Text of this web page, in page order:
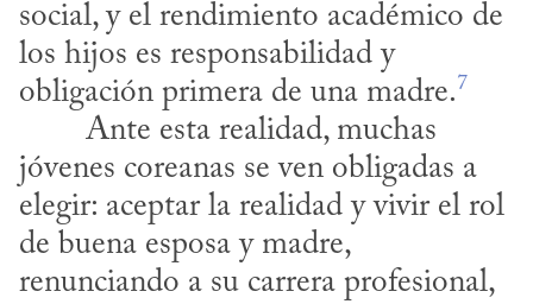
social, y el rendimiento académico de
los hijos es responsabilidad y
obligación primera de una madre.7
jóvenes coreanas se ven obligadas a
elegir: aceptar la realidad y vivir el rol
de buena esposa y madre,
renunciando a su carrera profesional,